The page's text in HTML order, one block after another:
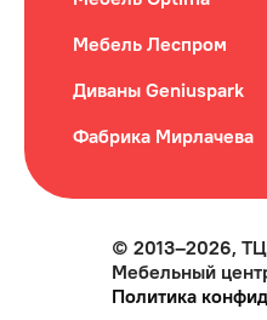
Мебель Леспром
Диваны Geniuspark
Фабрика Мирлачева
© 2013–2026,
Мебельный
Политика